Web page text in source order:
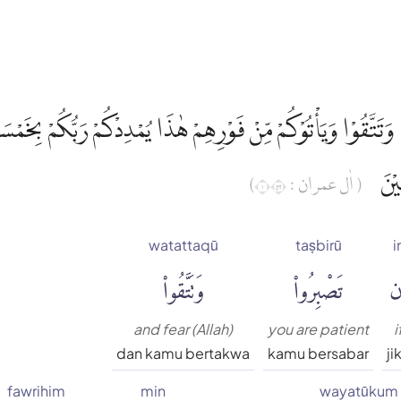
وَتَتَّقُوْا وَيَأْتُوْكُمْ مِّنْ فَوْرِهِمْ هٰذَا يُمْدِدْكُمْ رَبُّكُمْ
( اٰل عمران : ١٢٥)
taṣbirū
تَصْبِرُوا۟
you are patient
kamu bersabar
watattaqū
وَتَتَّقُوا۟
and fear (Allah)
dan kamu bertakwa
wayatūkum
min
fawrihim